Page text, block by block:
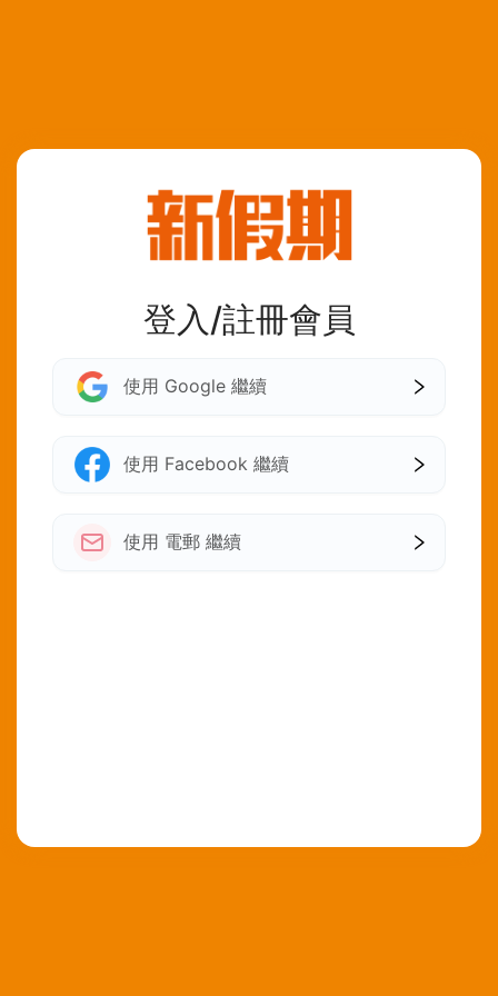
登入/註冊會員
使用 Google 繼續
使用 Facebook 繼續
使用 電郵 繼續